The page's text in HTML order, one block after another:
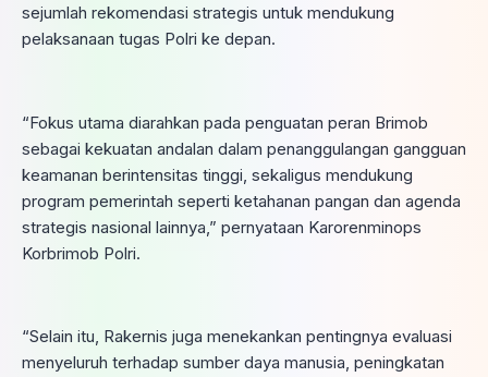
sejumlah rekomendasi strategis untuk mendukung
pelaksanaan tugas Polri ke depan.
“Fokus utama diarahkan pada penguatan peran Brimob
sebagai kekuatan andalan dalam penanggulangan gangguan
keamanan berintensitas tinggi, sekaligus mendukung
program pemerintah seperti ketahanan pangan dan agenda
strategis nasional lainnya,” pernyataan Karorenminops
Korbrimob Polri.
“Selain itu, Rakernis juga menekankan pentingnya evaluasi
menyeluruh terhadap sumber daya manusia, peningkatan